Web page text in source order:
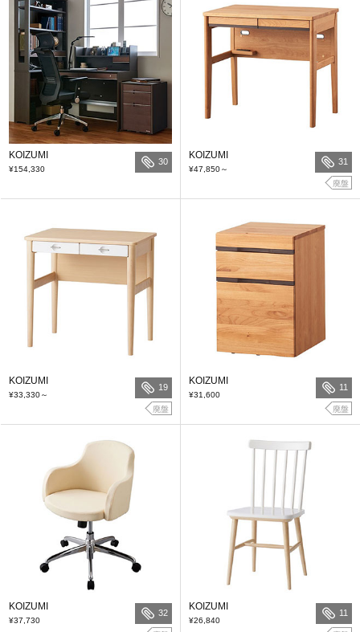
KOIZUMI
¥154,330
30
KOIZUMI
¥47,850～
31
廃盤
KOIZUMI
¥33,330～
19
廃盤
KOIZUMI
¥31,600
11
廃盤
KOIZUMI
¥37,730
32
KOIZUMI
¥26,840
11